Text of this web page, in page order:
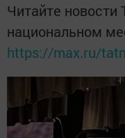
Читайте новости
национальном
https://max.ru/